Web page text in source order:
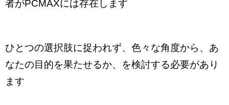
者がPCMAXには存在します
ひとつの選択肢に捉われず、色々な角度から、あ
なたの目的を果たせるか、を検討する必要があり
ます